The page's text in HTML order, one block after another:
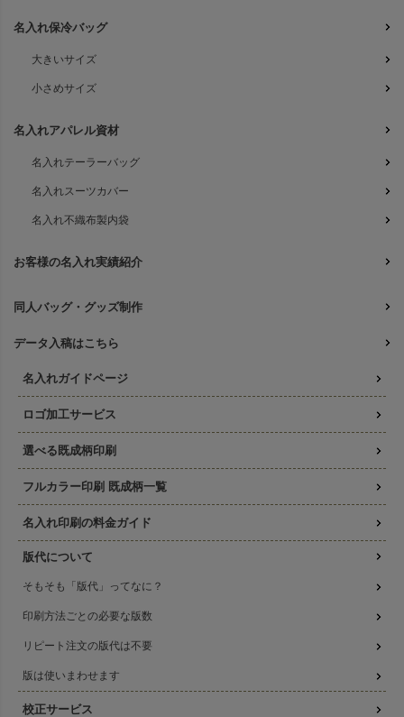
名入れ保冷バッグ
大きいサイズ
小さめサイズ
名入れアパレル資材
名入れテーラーバッグ
名入れスーツカバー
名入れ不織布製内袋
お客様の名入れ実績紹介
同人バッグ・グッズ制作
データ入稿はこちら
名入れガイドページ
ロゴ加工サービス
選べる既成柄印刷
フルカラー印刷 既成柄一覧
名入れ印刷の料金ガイド
版代について
そもそも「版代」ってなに？
印刷方法ごとの必要な版数
リピート注文の版代は不要
版は使いまわせます
校正サービス